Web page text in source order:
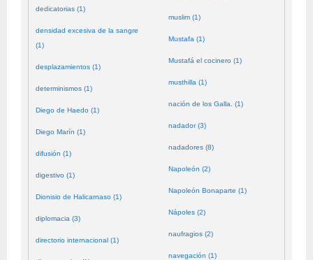
dedicatorias (1)
densidad excesiva de la sangre
(1)
desplazamientos (1)
determinismos (1)
Diego de Haedo (1)
Diego Marín (1)
difusión (1)
digestivo (1)
Dionisio de Halicarnaso (1)
diplomacia (3)
directorio internacional (1)
muslim (1)
Mustafa (1)
Mustafá el cocinero (1)
musthilla (1)
nación de los Galla. (1)
nadador (3)
nadadores (8)
Napoleón (2)
Napoleón Bonaparte (1)
Nápoles (2)
naufragios (2)
navegación (1)